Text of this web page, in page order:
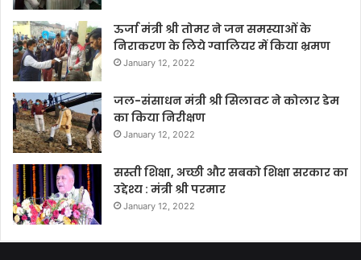
ऊर्जा मंत्री श्री तोमर ने जन समस्याओं के
निराकरण के लिये ग्वालियर में किया भ्रमण
January 12, 2022
जल-संसाधन मंत्री श्री सिलावट ने कोलार डेम
का किया निरीक्षण
January 12, 2022
सस्ती शिक्षा, अच्छी और सबको शिक्षा सरकार का
उद्देश्य : मंत्री श्री परमार
January 12, 2022